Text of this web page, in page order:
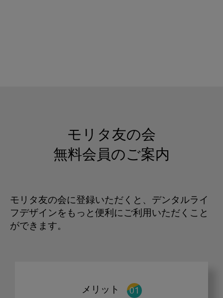
モリタ友の会
無料会員のご案内
モリタ友の会に登録いただくと、デンタルライ
フデザインをもっと便利にご利用いただくこと
ができます。
メリット